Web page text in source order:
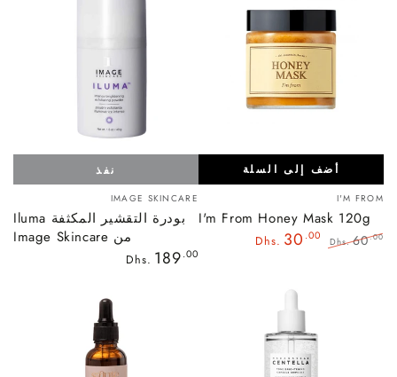
بائع:
I'M FROM
I'm From Honey Mask 120g
Dhs. 60.00
Dhs. 30 .00
أضف إلى السلة
بائع:
IMAGE SKINCARE
بودرة التقشير المكثفة Iluma
من Image Skincare
Dhs. 189.00
نفذ